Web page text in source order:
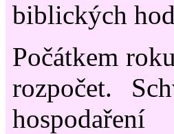
biblických
Počátkem
rozpočet.